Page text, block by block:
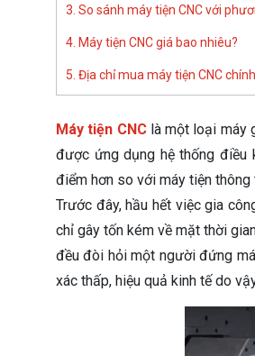
3. So sánh máy tiện CNC với
4. Máy tiện CNC giá bao nhiêu?
5. Địa chỉ mua máy tiện CNC
Máy tiện CNClà một loại máy
được ứng dụng hệ thống điều
điểm hơn so với máy tiện
Trước đây, hầu hết việc gia
chỉ gây tốn kém về mặt thời
đều đòi hỏi một người đứng
xác thấp, hiệu quả kinh tế do